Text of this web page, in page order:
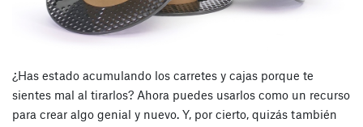
¿Has estado acumulando los carretes y cajas porque te
sientes mal al tirarlos? Ahora puedes usarlos como un recurso
para crear algo genial y nuevo. Y, por cierto, quizás también